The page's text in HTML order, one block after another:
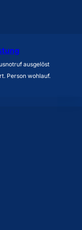
ausgelöst
Person wohlauf.